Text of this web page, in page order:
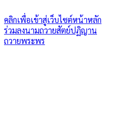
คลิกเพื่อเข้าสู่เว็บไซต์หน้าหลัก
ร่วมลงนามถวายสัตย์ปฏิญาน
ถวายพระพร